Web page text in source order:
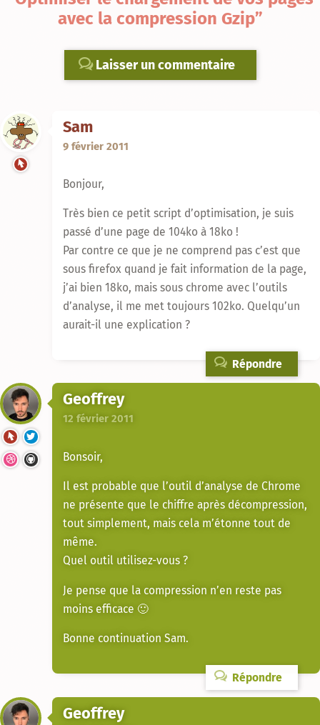
avec la compression Gzip”
Laisser un commentaire
Sam
9 février 2011
Bonjour,
Très bien ce petit script d’optimisation, je suis
passé d’une page de 104ko à 18ko !
Par contre ce que je ne comprend pas c’est que
sous firefox quand je fait information de la page,
j’ai bien 18ko, mais sous chrome avec l’outils
d’analyse, il me met toujours 102ko. Quelqu’un
aurait-il une explication ?
Répondre
Geoffrey
12 février 2011
Bonsoir,
Il est probable que l’outil d’analyse de Chrome
ne présente que le chiffre après décompression,
tout simplement, mais cela m’étonne tout de
même.
Quel outil utilisez-vous ?
Je pense que la compression n’en reste pas
moins efficace 🙂
Bonne continuation Sam.
Répondre
Geoffrey